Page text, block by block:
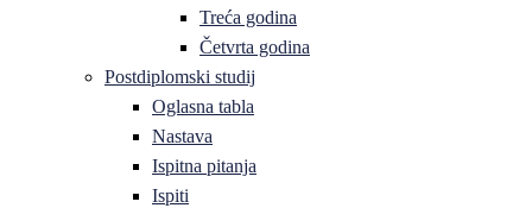
Treća godina
Četvrta godina
Postdiplomski studij
Oglasna tabla
Nastava
Ispitna pitanja
Ispiti